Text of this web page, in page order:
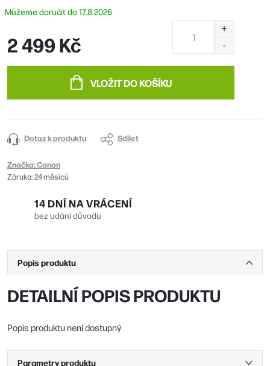
17.8.2026
2 499 Kč
VLOŽIT DO KOŠÍKU
Dotaz k produktu Sdílet
Značka:Canon
Záruka:24 měsíců
14 DNÍ NA VRÁCENÍ
bez udání důvodu
Popis produktu
DETAILNÍ POPIS PRODUKTU
Popis produktu není dostupný
Parametry produktu